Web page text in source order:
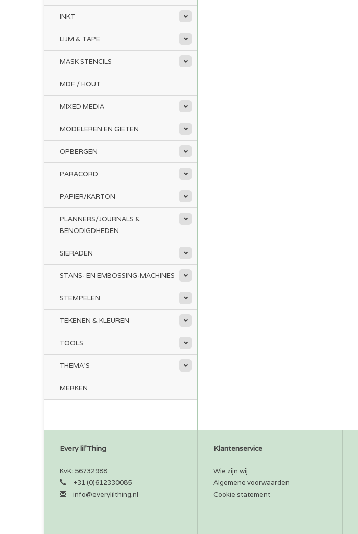
INKT
LIJM & TAPE
MASK STENCILS
MDF / HOUT
MIXED MEDIA
MODELEREN EN GIETEN
OPBERGEN
PARACORD
PAPIER/KARTON
PLANNERS/JOURNALS &
BENODIGDHEDEN
SIERADEN
STANS- EN EMBOSSING-MACHINES
STEMPELEN
TEKENEN & KLEUREN
TOOLS
THEMA'S
MERKEN
Every lil'Thing
KvK: 56732988
+31 (0)612330085
info@everylilthing.nl
Klantenservice
Wie zijn wij
Algemene voorwaarden
Cookie statement